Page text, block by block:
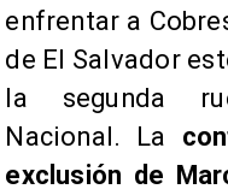
enfrentar a
de El Salvador
la segunda
Nacional. La
exclusión de